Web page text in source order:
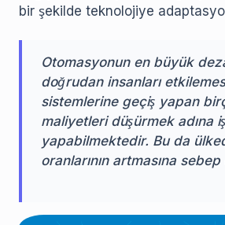
bir şekilde teknolojiye
Otomasyonun en büyük
doğrudan insanları
sistemlerine geçiş yapan
maliyetleri düşürmek adına
yapabilmektedir. Bu da
oranlarının artmasına